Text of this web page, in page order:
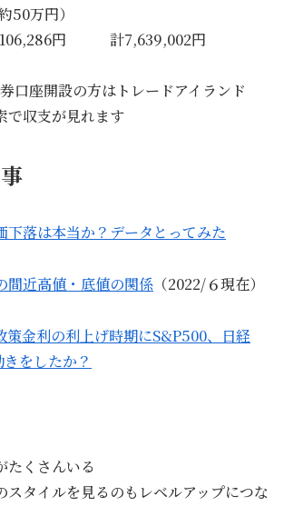
50万円）
円 計7,639,002円
口座開設の方はトレードアイランド
で収支が見れます
下落は本当か？データとってみた
間近高値・底値の関係 （2022/６現在）
策金利の利上げ時期にS&P500、日経
をしたか？
たくさんいる
スタイルを見るのもレベルアップにつな